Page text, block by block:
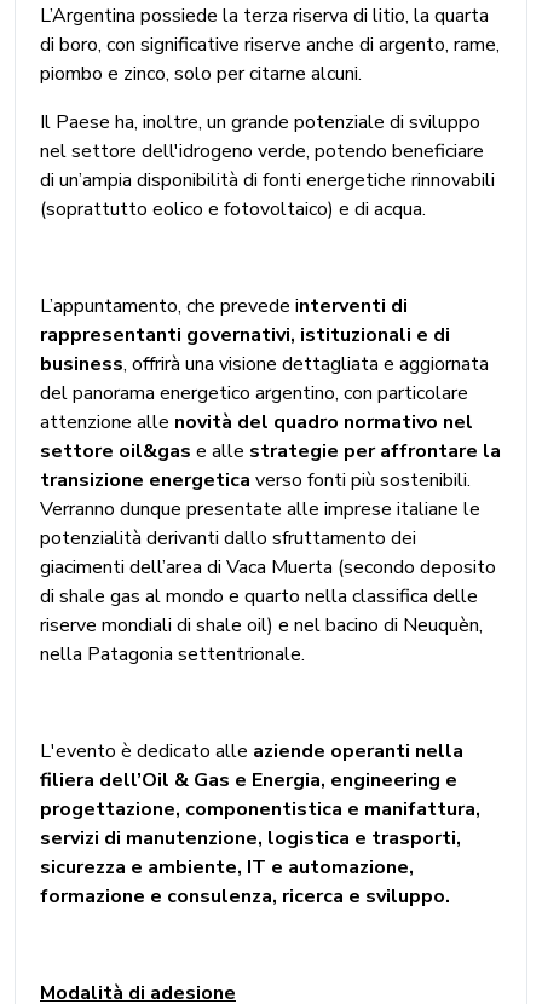
L’Argentina possiede la terza riserva di litio, la quarta
di boro, con significative riserve anche di argento, rame,
piombo e zinco, solo per citarne alcuni.
Il Paese ha, inoltre, un grande potenziale di sviluppo
nel settore dell'idrogeno verde, potendo beneficiare
di un’ampia disponibilità di fonti energetiche rinnovabili
(soprattutto eolico e fotovoltaico) e di acqua.
L’appuntamento, che prevede interventi di
rappresentanti governativi, istituzionali e di
business, offrirà una visione dettagliata e aggiornata
del panorama energetico argentino, con particolare
attenzione alle novità del quadro normativo nel
settore oil&gas e alle strategie per affrontare la
transizione energetica verso fonti più sostenibili.
Verranno dunque presentate alle imprese italiane le
potenzialità derivanti dallo sfruttamento dei
giacimenti dell’area di Vaca Muerta (secondo deposito
di shale gas al mondo e quarto nella classifica delle
riserve mondiali di shale oil) e nel bacino di Neuquèn,
nella Patagonia settentrionale.
L'evento è dedicato alle aziende operanti nella
filiera dell’Oil & Gas e Energia, engineering e
progettazione, componentistica e manifattura,
servizi di manutenzione, logistica e trasporti,
sicurezza e ambiente, IT e automazione,
formazione e consulenza, ricerca e sviluppo.
Modalità di adesione